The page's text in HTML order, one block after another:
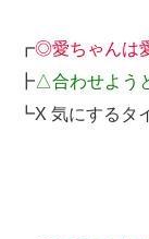
┏◎愛ちゃんは
┣△合わせよう
┗X 気にするタ